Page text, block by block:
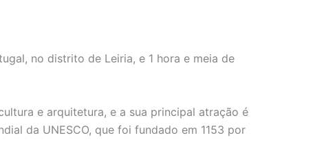
no distrito de Leiria, e 1 hora e meia de
e arquitetura, e a sua principal atração é
da UNESCO, que foi fundado em 1153 por